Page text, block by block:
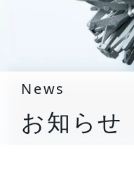
News
お知らせ